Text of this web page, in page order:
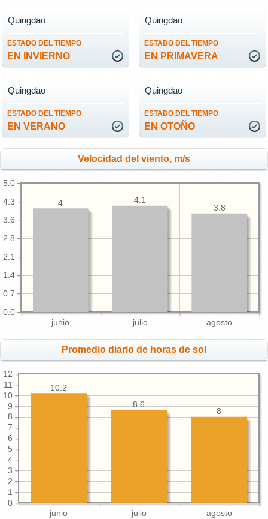
ESTADO DEL TIEMPO
EN INVIERNO
Quingdao
ESTADO DEL TIEMPO
EN PRIMAVERA
Quingdao
ESTADO DEL TIEMPO
EN VERANO
Quingdao
ESTADO DEL TIEMPO
EN OTOÑO
Quingdao
Velocidad del viento, m/s
junio julio agosto
0.0
0.7
1.4
2.1
2.8
3.6
4.3
5.0
3.8
4.1
4
Promedio diario de horas de sol
junio julio agosto
0
1
2
3
4
5
6
7
8
9
10
11
12
8
8.6
10.2